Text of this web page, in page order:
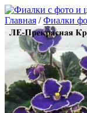
Главная /Фиалки